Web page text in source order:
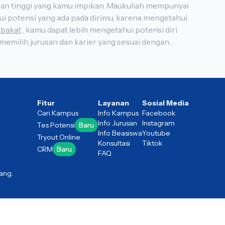
Fitur
Cari Kampus
Tes Potensi Baru
Tryout Online
CRM Baru
Layanan
Info Kampus
Info Jurusan
Info Beasiswa
Konsultasi
FAQ
Sosial Media
Facebook
Instagram
Youtube
Tiktok